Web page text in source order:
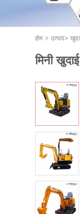
होम > उत्पाद>
मिनी